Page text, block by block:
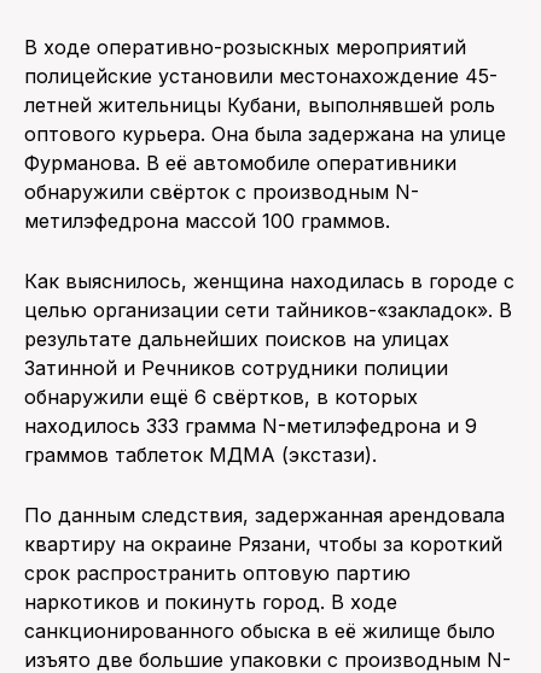
В ходе оперативно-розыскных мероприятий
полицейские установили местонахождение 45-
летней жительницы Кубани, выполнявшей роль
оптового курьера. Она была задержана на улице
Фурманова. В её автомобиле оперативники
обнаружили свёрток с производным N-
метилэфедрона массой 100 граммов.
Как выяснилось, женщина находилась в городе с
целью организации сети тайников-«закладок». В
результате дальнейших поисков на улицах
Затинной и Речников сотрудники полиции
обнаружили ещё 6 свёртков, в которых
находилось 333 грамма N-метилэфедрона и 9
граммов таблеток МДМА (экстази).
По данным следствия, задержанная арендовала
квартиру на окраине Рязани, чтобы за короткий
срок распространить оптовую партию
наркотиков и покинуть город. В ходе
санкционированного обыска в её жилище было
изъято две большие упаковки с производным N-